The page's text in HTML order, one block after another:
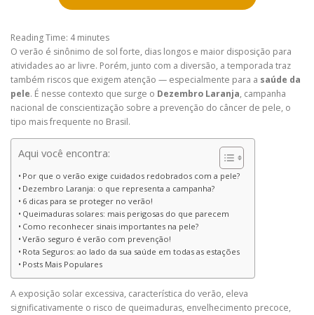
Reading Time: 4 minutes
O verão é sinônimo de sol forte, dias longos e maior disposição para
atividades ao ar livre. Porém, junto com a diversão, a temporada traz
também riscos que exigem atenção — especialmente para a saúde da
pele. É nesse contexto que surge o Dezembro Laranja, campanha
nacional de conscientização sobre a prevenção do câncer de pele, o
tipo mais frequente no Brasil.
Aqui você encontra:
Por que o verão exige cuidados redobrados com a pele?
Dezembro Laranja: o que representa a campanha?
6 dicas para se proteger no verão!
Queimaduras solares: mais perigosas do que parecem
Como reconhecer sinais importantes na pele?
Verão seguro é verão com prevenção!
Rota Seguros: ao lado da sua saúde em todas as estações
Posts Mais Populares
A exposição solar excessiva, característica do verão, eleva
significativamente o risco de queimaduras, envelhecimento precoce,